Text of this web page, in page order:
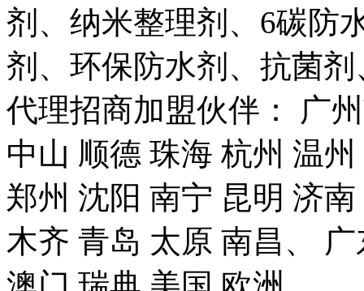
剂、纳米整理剂、6碳防
剂、环保防水剂、抗菌
代理招商加盟伙伴： 广
中山 顺德 珠海 杭州 温
郑州 沈阳 南宁 昆明 济
木齐 青岛 太原 南昌、